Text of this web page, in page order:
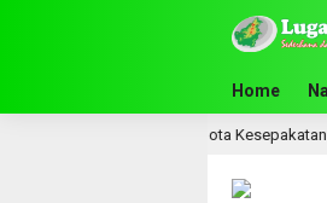
Home
Nota Kesepakatan KUA-PPAS Perubahan